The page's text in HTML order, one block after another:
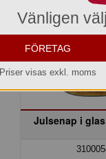
Julsenap i
Vänligen
FÖRETAG
Priser visas exkl. moms